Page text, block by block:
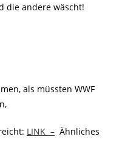
die andere wäscht!
als müssten WWF
LINK – Ähnliches